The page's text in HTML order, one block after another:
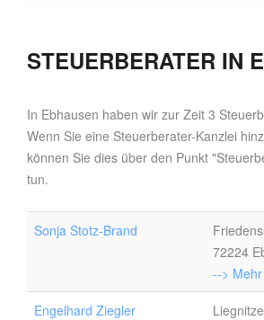
STEUERBERATER IN
In Ebhausen haben wir zur Zeit 3
Wenn Sie eine Steuerberater-Kanzlei
können Sie dies über den Punkt
tun.
Sonja Stotz-Brand
72224
-->
Engelhard Ziegler